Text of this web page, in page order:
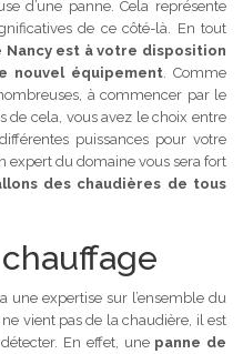
d’une panne. Cela représente
de ce côté-là. En tout
est à votre disposition
nouvel équipement. Comme
à commencer par le
de cela, vous avez le choix entre
puissances pour votre
expert du domaine vous sera fort
des chaudières de tous
une expertise sur l’ensemble du
vient pas de la chaudière, il est
En effet, une panne de